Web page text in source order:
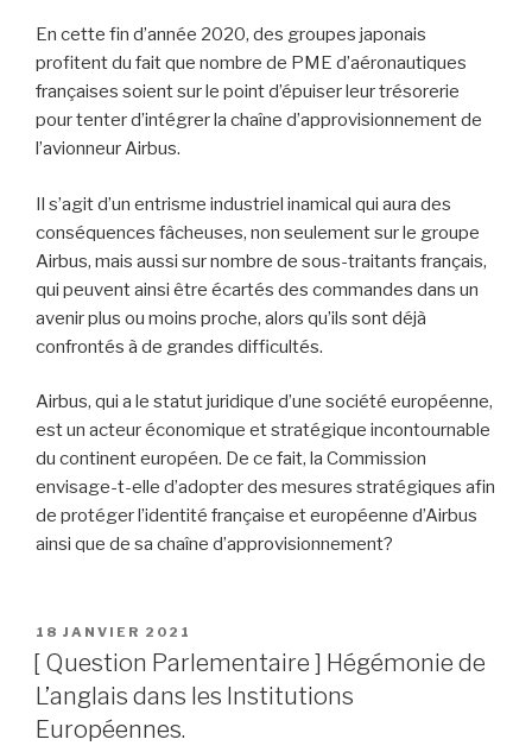
En cette fin d’année 2020, des groupes japonais
profitent du fait que nombre de PME d’aéronautiques
françaises soient sur le point d’épuiser leur trésorerie
pour tenter d’intégrer la chaîne d’approvisionnement de
l’avionneur Airbus.
Il s’agit d’un entrisme industriel inamical qui aura des
conséquences fâcheuses, non seulement sur le groupe
Airbus, mais aussi sur nombre de sous-traitants français,
qui peuvent ainsi être écartés des commandes dans un
avenir plus ou moins proche, alors qu’ils sont déjà
confrontés à de grandes difficultés.
Airbus, qui a le statut juridique d’une société européenne,
est un acteur économique et stratégique incontournable
du continent européen. De ce fait, la Commission
envisage-t-elle d’adopter des mesures stratégiques afin
de protéger l’identité française et européenne d’Airbus
ainsi que de sa chaîne d’approvisionnement?
PUBLIÉ
LE
18 JANVIER 2021
[ Question Parlementaire ] Hégémonie de
L’anglais dans les Institutions
Européennes.